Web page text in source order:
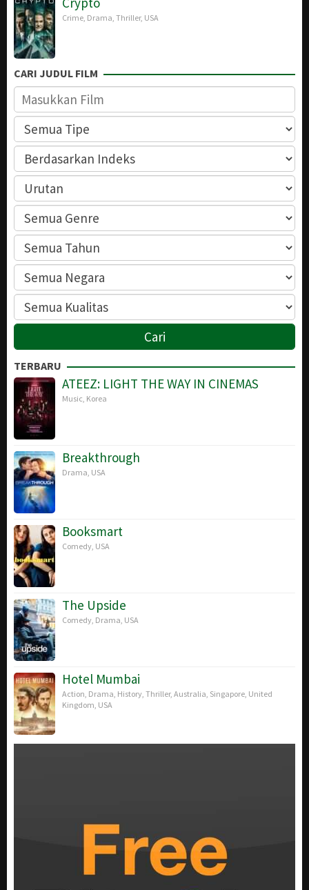
Crime Drama Thriller, USA
CARI JUDUL FILM
TERBARU
ATEEZ: LIGHT THE WAY IN CINEMAS
Music Korea
Breakthrough
Drama USA
Booksmart
Comedy USA
The Upside
Comedy Drama USA
Hotel Mumbai
Action Drama History Thriller, Australia Singapore United
Kingdom USA